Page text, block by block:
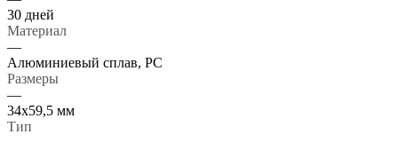
30 дней
Материал
—
Aлюминиевый сплав, PC
Размеры
—
34x59,5 мм
Тип